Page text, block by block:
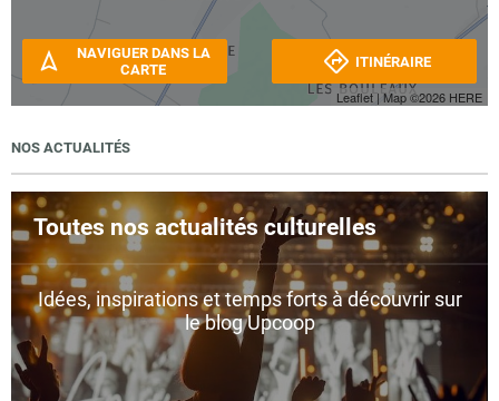
Leaflet | Map ©2026 HERE
NAVIGUER DANS LA
CARTE
ITINÉRAIRE
NOS ACTUALITÉS
Toutes nos actualités culturelles
Idées, inspirations et temps forts à découvrir sur
le blog Upcoop